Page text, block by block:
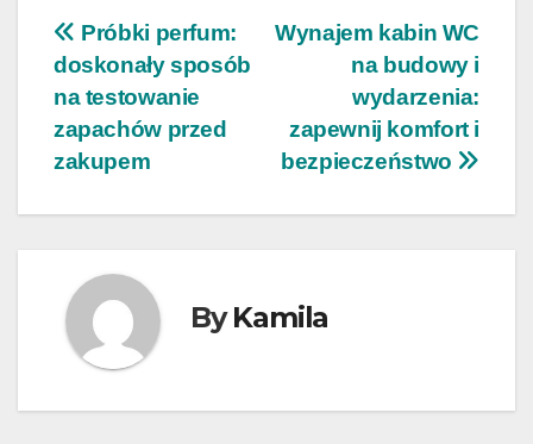
Nawigacja
wpisu
Wynajem kabin WC
na budowy i
wydarzenia:
zapewnij komfort i
bezpieczeństwo
Próbki perfum:
doskonały sposób
na testowanie
zapachów przed
zakupem
ByKamila